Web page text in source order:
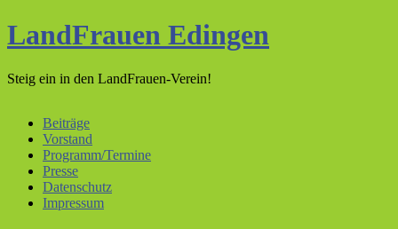
LandFrauen Edingen
Steig ein in den LandFrauen-Verein!
Beiträge
Vorstand
Programm/Termine
Presse
Datenschutz
Impressum